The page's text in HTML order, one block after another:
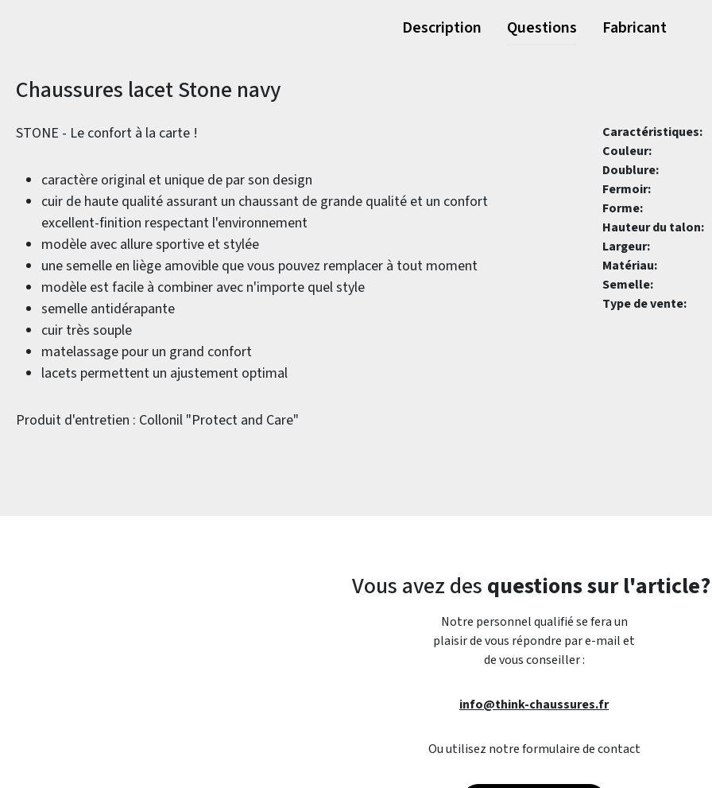
Description Questions Fabricant
Informations sur le produit
Chaussures lacet Stone navy
STONE - Le confort à la carte !
caractère original et unique de par son design
cuir de haute qualité assurant un chaussant de grande qualité et un confort
excellent-finition respectant l'environnement
modèle avec allure sportive et stylée
une semelle en liège amovible que vous pouvez remplacer à tout moment
modèle est facile à combiner avec n'importe quel style
semelle antidérapante
cuir très souple
matelassage pour un grand confort
lacets permettent un ajustement optimal
Produit d'entretien : Collonil "Protect and Care"
Caractéristiques:
Couleur:
Doublure:
Fermoir:
Forme:
Hauteur du talon:
Largeur:
Matériau:
Semelle:
Type de vente:
Vous avez des questions sur l'article?
Notre personnel qualifié se fera un
plaisir de vous répondre par e-mail et
de vous conseiller :
info@think-chaussures.fr
Ou utilisez notre formulaire de contact